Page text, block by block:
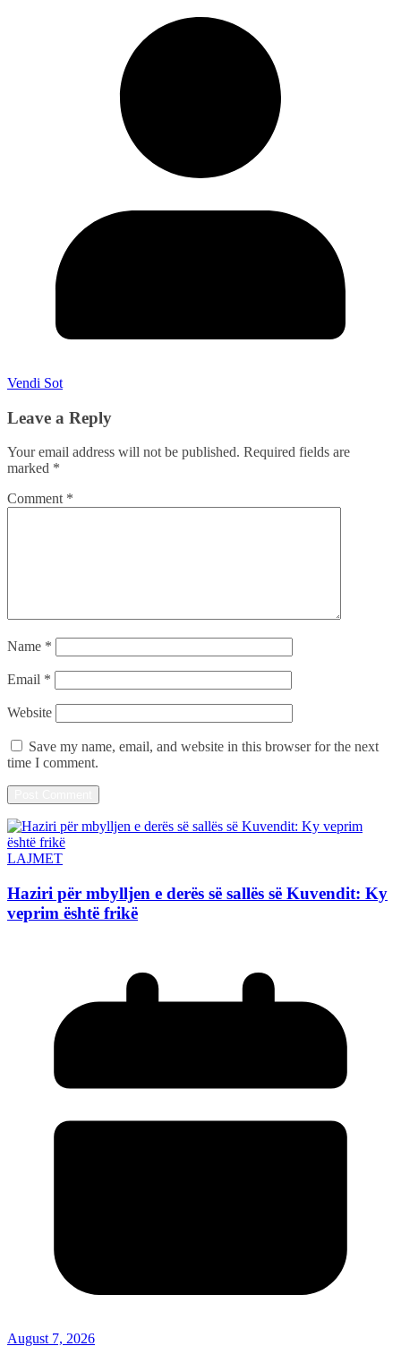
Vendi Sot
Leave a Reply
Your email address will not be published. Required fields are
marked *
Comment *
Name *
Email *
Website
Save my name, email, and website in this browser for the next
time I comment.
LAJMET
Haziri për mbylljen e derës së sallës së Kuvendit: Ky
veprim është frikë
August 7, 2026